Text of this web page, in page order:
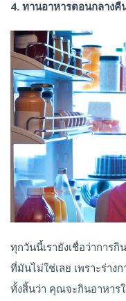
4. ทานอาหารตอนกลางคื
ทุกวันนี้เรายังเชื่อว่าการ
ที่มันไม่ใช่เลย เพราะร่า
ทั้งสิ้นว่า คุณจะกินอาหาร